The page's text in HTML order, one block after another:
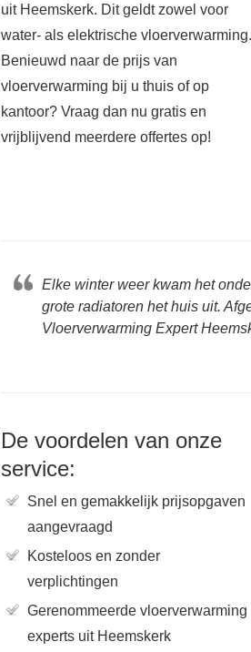
uit Heemskerk. Dit geldt zowel voor
water- als elektrische vloerverwarming.
Benieuwd naar de prijs van
vloerverwarming bij u thuis of op
kantoor? Vraag dan nu gratis en
vrijblijvend meerdere offertes op!
Elke winter weer kwam het
grote radiatoren het huis uit.
Vloerverwarming Expert
De voordelen van onze
service:
Snel en gemakkelijk prijsopgaven
aangevraagd
Kosteloos en zonder
verplichtingen
Gerenommeerde vloerverwarming
experts uit Heemskerk